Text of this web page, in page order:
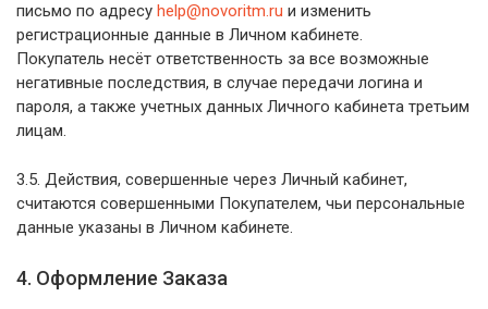
письмо по адресу help@novoritm.ru и изменить
регистрационные данные в Личном кабинете.
Покупатель несёт ответственность за все возможные
негативные последствия, в случае передачи логина и
пароля, а также учетных данных Личного кабинета третьим
лицам.
3.5. Действия, совершенные через Личный кабинет,
считаются совершенными Покупателем, чьи персональные
данные указаны в Личном кабинете.
4. Оформление Заказа